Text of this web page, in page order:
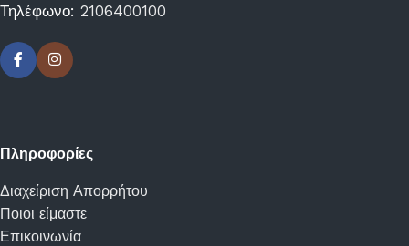
Τηλέφωνο: 2106400100
Πληροφορίες
Διαχείριση Απορρήτου
Ποιοι είμαστε
Επικοινωνία